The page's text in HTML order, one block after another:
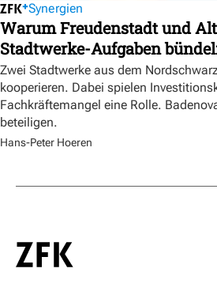
Synergien
Warum Freudenstadt und
Stadtwerke-Aufgaben
Zwei Stadtwerke aus dem
kooperieren. Dabei spielen
Fachkräftemangel eine Rolle.
beteiligen.
Hans-Peter Hoeren